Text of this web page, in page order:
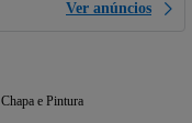
Ver anúncios
Chapa e Pintura